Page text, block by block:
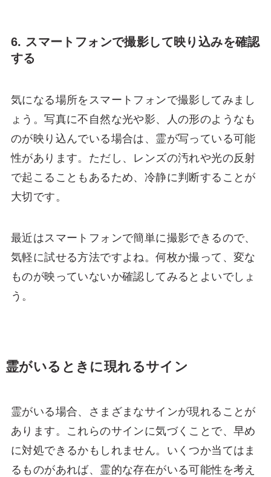
6. スマートフォンで撮影して映り込みを確認
する
気になる場所をスマートフォンで撮影してみまし
ょう。写真に不自然な光や影、人の形のようなも
のが映り込んでいる場合は、霊が写っている可能
性があります。ただし、レンズの汚れや光の反射
で起こることもあるため、冷静に判断することが
大切です。
最近はスマートフォンで簡単に撮影できるので、
気軽に試せる方法ですよね。何枚か撮って、変な
ものが映っていないか確認してみるとよいでしょ
う。
霊がいるときに現れるサイン
霊がいる場合、さまざまなサインが現れることが
あります。これらのサインに気づくことで、早め
に対処できるかもしれません。いくつか当てはま
るものがあれば、霊的な存在がいる可能性を考え